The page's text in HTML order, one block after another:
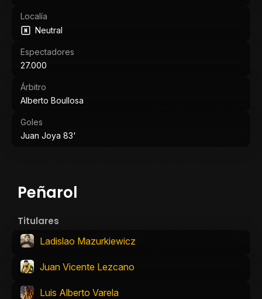
Localía
Neutral
Espectadores
27.000
Árbitro
Alberto Boullosa
Goles
Juan Joya 83'
Peñarol
Titulares
Ladislao Mazurkiewicz
Juan Vicente Lezcano
Luis Alberto Varela